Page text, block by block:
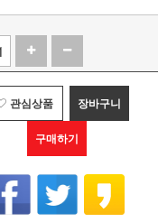
관심상품 장바구니
구매하기